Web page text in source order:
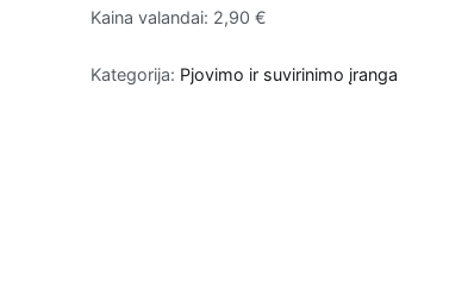
Kaina valandai: 2,90 €
Kategorija: Pjovimo ir suvirinimo įranga